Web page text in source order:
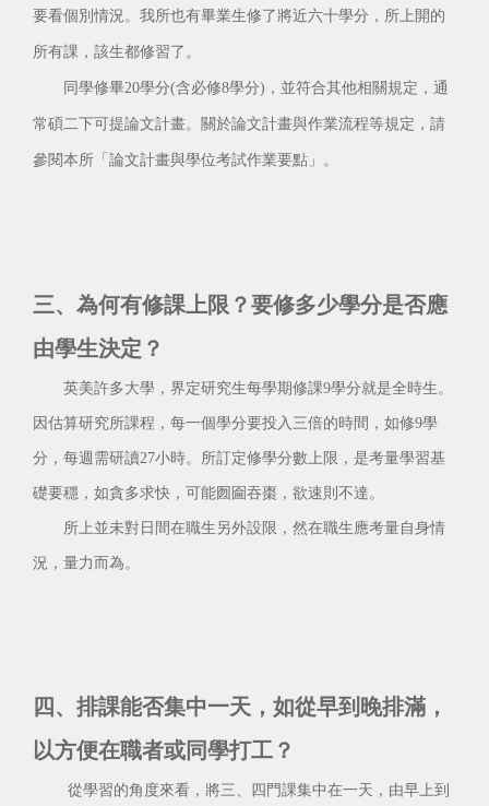
要看個別情況。我所也有畢業生修了將近六十學分，所上開的
所有課，該生都修習了。
同學修畢20學分(含必修8學分)，並符合其他相關規定，通
常碩二下可提論文計畫。關於論文計畫與作業流程等規定，請
參閱本所「論文計畫與學位考試作業要點」。
三、為何有修課上限？要修多少學分是否應
由學生決定？
英美許多大學，界定研究生每學期修課9學分就是全時生。
因估算研究所課程，每一個學分要投入三倍的時間，如修9學
分，每週需研讀27小時。所訂定修學分數上限，是考量學習基
礎要穩，如貪多求快，可能囫圇吞棗，欲速則不達。
所上並未對日間在職生另外設限，然在職生應考量自身情
況，量力而為。
四、排課能否集中一天，如從早到晚排滿，
以方便在職者或同學打工？
從學習的角度來看，將三、四門課集中在一天，由早上到